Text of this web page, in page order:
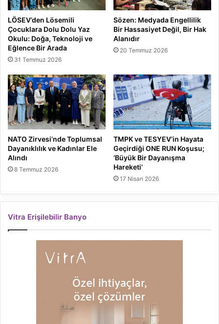
LÖSEV’den Lösemili
Çocuklara Dolu Dolu Yaz
Okulu: Doğa, Teknoloji ve
Eğlence Bir Arada
31 Temmuz 2026
Sözen: Medyada Engellilik
Bir Hassasiyet Değil, Bir Hak
Alanıdır
20 Temmuz 2026
NATO Zirvesi’nde Toplumsal
Dayanıklılık ve Kadınlar Ele
Alındı
8 Temmuz 2026
TMPK ve TESYEV’in Hayata
Geçirdiği ONE RUN Koşusu;
‘Büyük Bir Dayanışma
Hareketi’
17 Nisan 2026
Vitra Erişilebilir Banyo